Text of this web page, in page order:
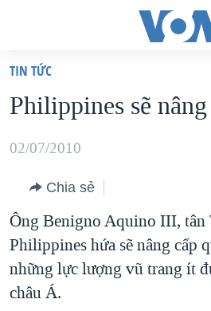
truy
cập
Tới
dung
chính
Tới
điều
hướng
VIỆT NAM
HOA KỲ
BLOG
DIỄN ĐÀN
MỤC
TIN TỨC
Philippines sẽ
02/07/2010
Chia sẻ
Ông Benigno Aquino III, tân
Philippines hứa sẽ nâng cấp
những lực lượng vũ trang ít
châu Á.